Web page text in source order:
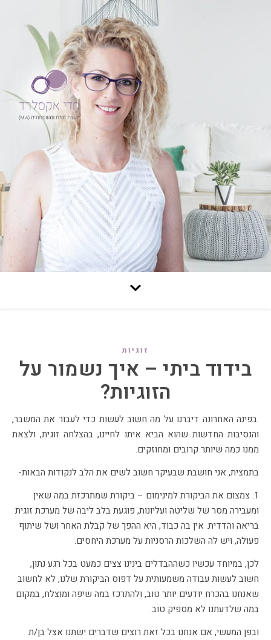
זוגיות
בידוד ביתי – איך נשמור על
הזוגיות?
.בפינה האחרונה דיברנו על מה חשוב לעשות כדי לעבור את המשבר,
והנסיבות החדשות שהוא הביא איתו לחיינו, בהצלחה זוגית, ולצאת
ממנו כמה שיותר קרובים ומחוזקים.
בתמצית, אני חושבת שבעיקר חשוב לשים את הלב לנקודות הבאות-
1. צמצום את הביקורת למינימום – ביקורת שמתרכזת במה שאין
ומעבירה מסר של שליטה ועליונות, פוגעת בלב ליבה של מערכת זוגית
בריאה והדדית. אין בה כבוד, היא ההפך של קבלת האחר ושל שיתוף
פעולה, ויש לה השלכות הרסניות על מערכת היחסים.
לכן, במיוחד עכשיו כשההבדלים בינינו צצים כמעט בכל רגע נתון,
חשוב לעשות עבודה משמעותית על דפוס הביקורת שלנו, לא לחשוב
שאנחנו בהכרח יודעים יותר טוב, ולהתרכז במה שיפה ומוצלח, במקום
במה שלדעתנו לא מספיק טוב.
ובפן המעשי, אם אנחנו בכל זאת רוצים שדברים ישתנו אצל בן/ת